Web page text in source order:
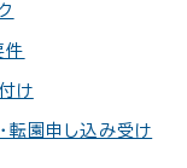
件
け
園申し込み受け